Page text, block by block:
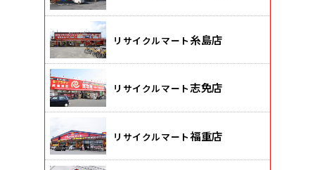
リサイクルマート 糸島店
リサイクルマート志免店
リサイクルマート福重店